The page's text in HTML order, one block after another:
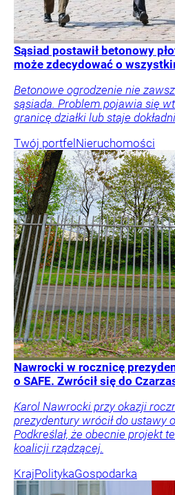
Sąsiad postawił betonowy
może zdecydować o
Betonowe ogrodzenie nie
sąsiada. Problem pojawia się
granicę działki lub staje
Twój portfelNieruchomości
Nawrocki w rocznicę
o SAFE. Zwrócił się do
Karol Nawrocki przy okazji
prezydentury wrócił do ustawy
Podkreślał, że obecnie projekt
koalicji rządzącej.
KrajPolitykaGospodarka